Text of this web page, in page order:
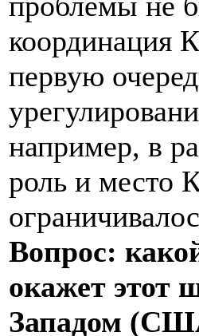
координация
первую
например, в
роль и место
Вопрос:
окажет этот
Западом